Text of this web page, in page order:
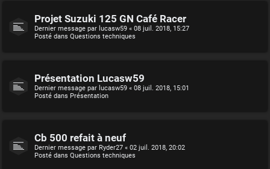
Projet Suzuki 125 GN Café Racer
Dernier message par lucasw59 « 08 juil. 2018, 15:27
Posté dans Questions techniques
Présentation Lucasw59
Dernier message par lucasw59 « 08 juil. 2018, 15:01
Posté dans Présentation
Cb 500 refait à neuf
Dernier message par Ryder27 « 02 juil. 2018, 20:02
Posté dans Questions techniques